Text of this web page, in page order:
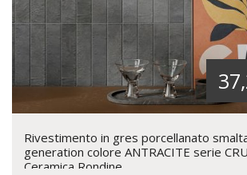
Rivestimento in gres porcellanato
generation colore ANTRACITE serie
Ceramica Rondine